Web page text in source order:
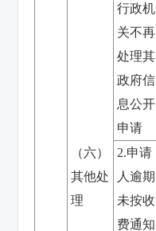
（六）
其他处
理
行政机
关不再
处理其
政府信
息公开
申请
2.申请
人逾期
未按收
费通知